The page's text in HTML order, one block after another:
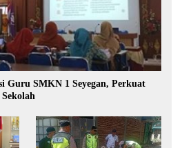
Guru SMKN 1 Seyegan, Perkuat